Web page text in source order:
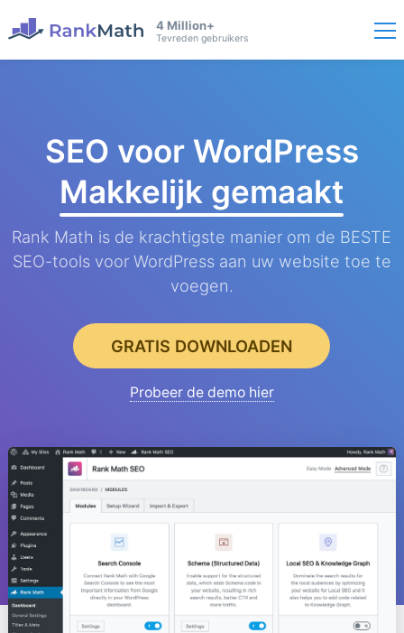
4 Million+
Tevreden gebruikers
SEO voor WordPress
Makkelijk gemaakt
Rank Math is de krachtigste manier om de BESTE
SEO-tools voor WordPress aan uw website toe te
voegen.
GRATIS DOWNLOADEN
Probeer de demo hier